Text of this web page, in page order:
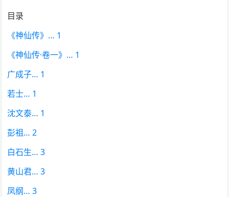
目录
《神仙传》… 1
《神仙传·卷一》… 1
广成子… 1
若士… 1
沈文泰… 1
彭祖… 2
白石生… 3
黄山君… 3
凤纲… 3